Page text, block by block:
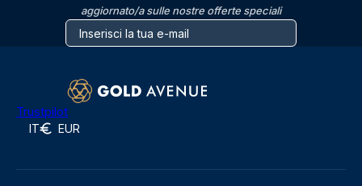
aggiornato/a sulle nostre offerte speciali
Trustpilot
IT EUR